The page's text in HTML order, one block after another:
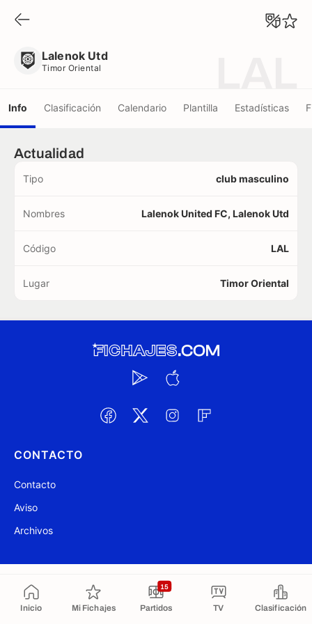
Inicio Mi Fichajes Partidos
15
TV Clasificación
Lalenok Utd
Timor Oriental
Info Clasificación Calendario Plantilla Estadísticas
Actualidad
Tipo club masculino
Nombres Lalenok United FC, Lalenok Utd
Código LAL
Lugar Timor Oriental
CONTACTO
Contacto
Aviso
Archivos
Copiado al portapapeles